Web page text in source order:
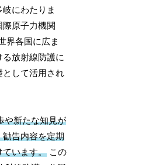
にわたりま
原子力機関
界各国に広ま
る放射線防護に
として活用され
や新たな知見が
勧告内容を定期
ています。 この